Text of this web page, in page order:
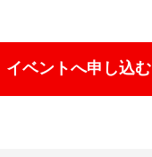
イベントへ申し込む